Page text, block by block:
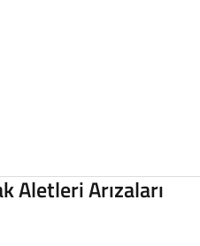
Aletleri Arızaları